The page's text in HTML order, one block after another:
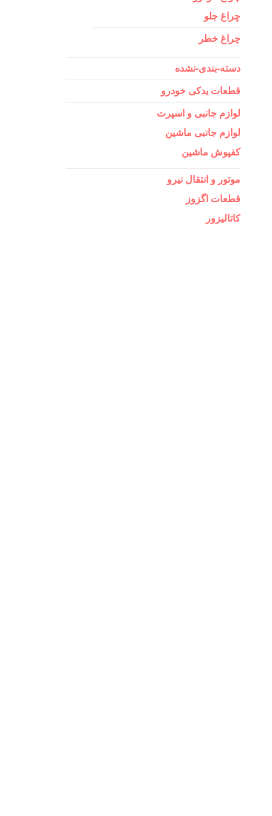
چراغ جلو
چراغ خطر
دسته-بندی-نشده
قطعات یدکی خودرو
لوازم جانبی و اسپرت
لوازم جانبی ماشین
کفپوش ماشین
موتور و انتقال نیرو
قطعات اگزوز
کاتالیزور